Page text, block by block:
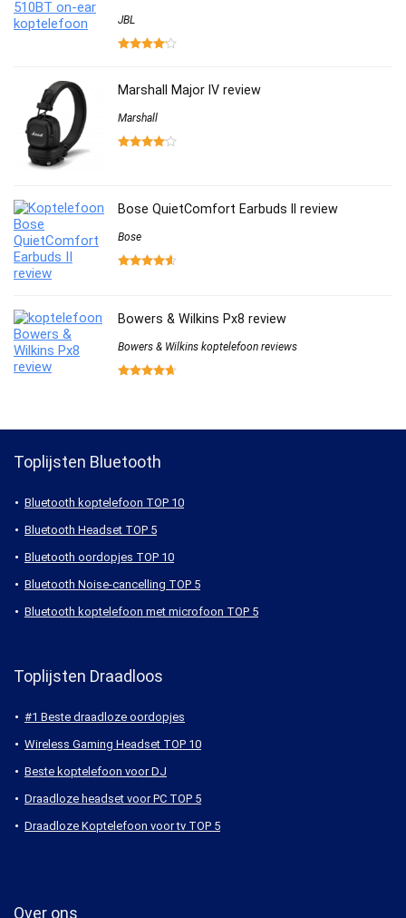
JBL
Marshall Major IV review
Marshall
Bose QuietComfort Earbuds II review
Bose
Bowers & Wilkins Px8 review
Bowers & Wilkins koptelefoon reviews
Toplijsten Bluetooth
Bluetooth koptelefoon TOP 10
Bluetooth Headset TOP 5
Bluetooth oordopjes TOP 10
Bluetooth Noise-cancelling TOP 5
Bluetooth koptelefoon met microfoon TOP 5
Toplijsten Draadloos
#1 Beste draadloze oordopjes
Wireless Gaming Headset TOP 10
Beste koptelefoon voor DJ
Draadloze headset voor PC TOP 5
Draadloze Koptelefoon voor tv TOP 5
Over ons